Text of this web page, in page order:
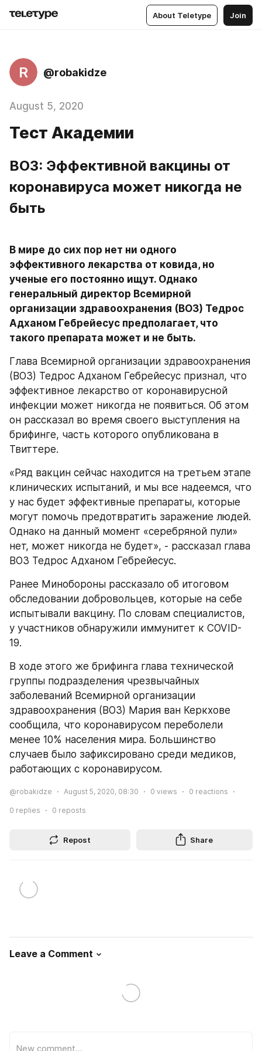
About Teletype Join
R @robakidze
August 5, 2020
Тест Академии
ВОЗ: Эффективной вакцины от
коронавируса может никогда не
быть
В мире до сих пор нет ни одного
эффективного лекарства от ковида, но
ученые его постоянно ищут. Однако
генеральный директор Всемирной
организации здравоохранения (ВОЗ) Тедрос
Адханом Гебрейесус предполагает, что
такого препарата может и не быть.
Глава Всемирной организации здравоохранения
(ВОЗ) Тедрос Адханом Гебрейесус признал, что
эффективное лекарство от коронавирусной
инфекции может никогда не появиться. Об этом
он рассказал во время своего выступления на
брифинге, часть которого опубликована в
Твиттере.
«Ряд вакцин сейчас находится на третьем этапе
клинических испытаний, и мы все надеемся, что
у нас будет эффективные препараты, которые
могут помочь предотвратить заражение людей.
Однако на данный момент «серебряной пули»
нет, может никогда не будет», - рассказал глава
ВОЗ Тедрос Адханом Гебрейесус.
Ранее Минобороны рассказало об итоговом
обследовании добровольцев, которые на себе
испытывали вакцину. По словам специалистов,
у участников обнаружили иммунитет к COVID-
19.
В ходе этого же брифинга глава технической
группы подразделения чрезвычайных
заболеваний Всемирной организации
здравоохранения (ВОЗ) Мария ван Керкхове
сообщила, что коронавирусом переболели
менее 10% населения мира. Большинство
случаев было зафиксировано среди медиков,
работающих с коронавирусом.
@robakidze August 5, 2020, 08:30 0 views 0 reactions
0 replies 0 reposts
Repost Share
Leave a Comment